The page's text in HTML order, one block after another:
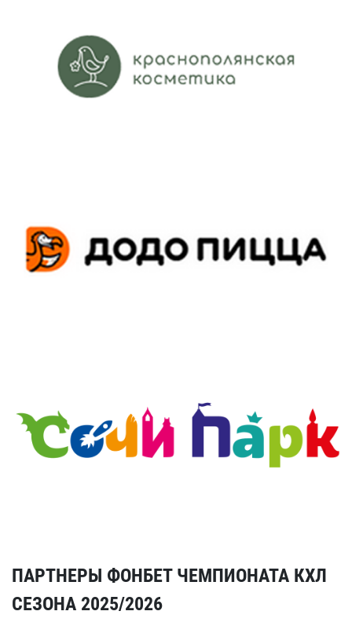
ПАРТНЕРЫ ФОНБЕТ ЧЕМПИОНАТА КХЛ
СЕЗОНА 2025/2026